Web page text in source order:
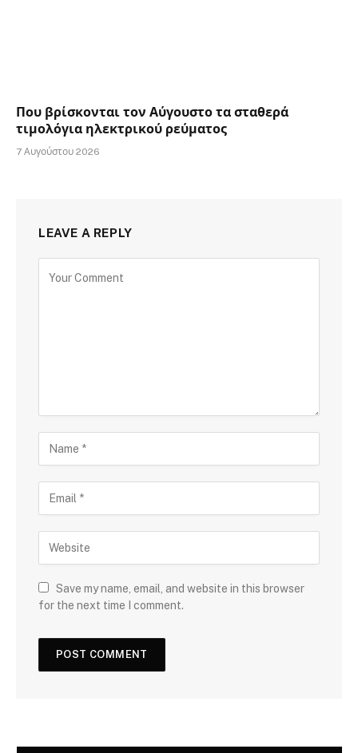
Που βρίσκονται τον Αύγουστο τα σταθερά
τιμολόγια ηλεκτρικού ρεύματος
7 Αυγούστου 2026
LEAVE A REPLY
Save my name, email, and website in this browser
for the next time I comment.